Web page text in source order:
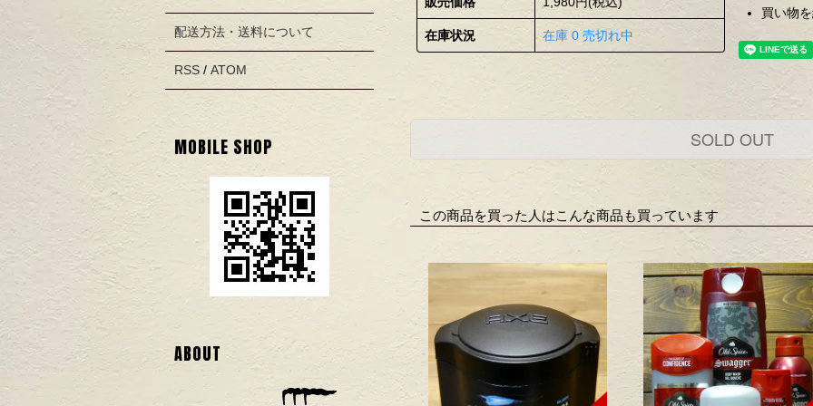
在庫状況 在庫 0 売切れ中
買い物
SOLD OUT
この商品を買った人はこんな商品も買っています
配送方法・送料について
RSS / ATOM
MOBILE SHOP
ABOUT